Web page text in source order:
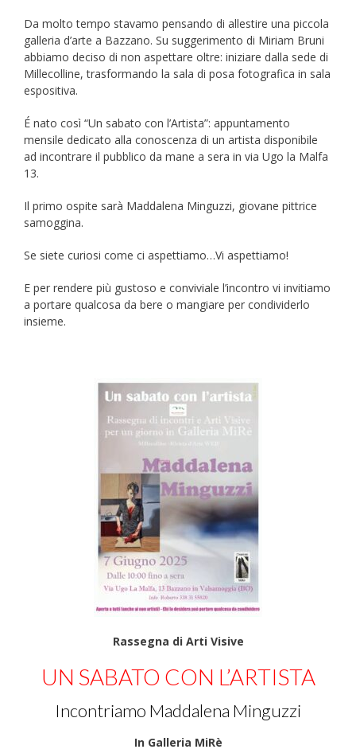
Da molto tempo stavamo pensando di allestire una piccola
galleria d’arte a Bazzano. Su suggerimento di Miriam Bruni
abbiamo deciso di non aspettare oltre: iniziare dalla sede di
Millecolline, trasformando la sala di posa fotografica in sala
espositiva.
É nato così “Un sabato con l’Artista”: appuntamento
mensile dedicato alla conoscenza di un artista disponibile
ad incontrare il pubblico da mane a sera in via Ugo la Malfa
13.
Il primo ospite sarà Maddalena Minguzzi, giovane pittrice
samoggina.
Se siete curiosi come ci aspettiamo…Vi aspettiamo!
E per rendere più gustoso e conviviale l’incontro vi invitiamo
a portare qualcosa da bere o mangiare per condividerlo
insieme.
Rassegna di Arti Visive
UN SABATO CON L’ARTISTA
Incontriamo Maddalena Minguzzi
In Galleria MiRè